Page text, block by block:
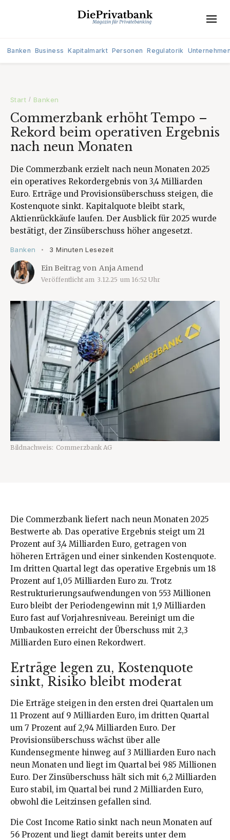
Banken Business Kapitalmarkt Personen Regulatorik
Start / Banken
Commerzbank erhöht Tempo –
Rekord beim operativen Ergebnis
nach neun Monaten
Die Commerzbank erzielt nach neun Monaten 2025
ein operatives Rekordergebnis von 3,4 Milliarden
Euro. Erträge und Provisionsüberschuss steigen, die
Kostenquote sinkt. Kapitalquote bleibt stark,
Aktienrückkäufe laufen. Der Ausblick für 2025 wurde
bestätigt, der Zinsüberschuss höher angesetzt.
Banken • 3 Minuten Lesezeit
Ein Beitrag von Anja Amend
Veröffentlicht am 3.12.25 um 16:52 Uhr
Bildnachweis: Commerzbank AG
Die Commerzbank liefert nach neun Monaten 2025
Bestwerte ab. Das operative Ergebnis steigt um 21
Prozent auf 3,4 Milliarden Euro, getragen von
höheren Erträgen und einer sinkenden Kostenquote.
Im dritten Quartal legt das operative Ergebnis um 18
Prozent auf 1,05 Milliarden Euro zu. Trotz
Restrukturierungsaufwendungen von 553 Millionen
Euro bleibt der Periodengewinn mit 1,9 Milliarden
Euro fast auf Vorjahresniveau. Bereinigt um die
Umbaukosten erreicht der Überschuss mit 2,3
Milliarden Euro einen Rekordwert.
Erträge legen zu, Kostenquote
sinkt, Risiko bleibt moderat
Die Erträge steigen in den ersten drei Quartalen um
11 Prozent auf 9 Milliarden Euro, im dritten Quartal
um 7 Prozent auf 2,94 Milliarden Euro. Der
Provisionsüberschuss wächst über alle
Kundensegmente hinweg auf 3 Milliarden Euro nach
neun Monaten und liegt im Quartal bei 985 Millionen
Euro. Der Zinsüberschuss hält sich mit 6,2 Milliarden
Euro stabil, im Quartal bei rund 2 Milliarden Euro,
obwohl die Leitzinsen gefallen sind.
Die Cost Income Ratio sinkt nach neun Monaten auf
56 Prozent und liegt damit bereits unter dem